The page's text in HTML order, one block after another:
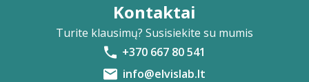
Kontaktai
Turite klausimų? Susisiekite su mumis
+370 667 80 541
info@elvislab.lt